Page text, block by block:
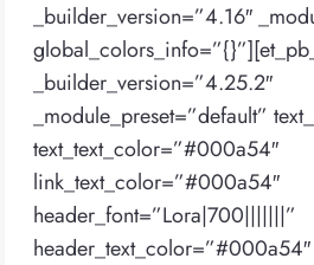
_builder_version=”4.16″
_builder_version=”4.25.2″
_module_preset=”default”
text_text_color=”#000a54″
link_text_color=”#000a54″
header_font=”Lora|700|||||||”
header_text_color=”#000a54″